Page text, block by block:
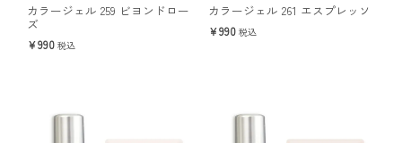
カラージェル 259 ビヨンドロー
ズ
990 税込
カラージェル 261 エスプレッソ
990 税込